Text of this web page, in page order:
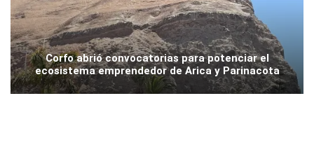
Corfo abrió convocatorias para potenciar el
ecosistema emprendedor de Arica y Parinacota